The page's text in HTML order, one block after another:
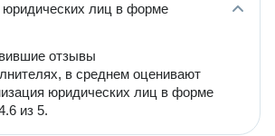
юридических лиц в форме
отзывы
в среднем оценивают
юридических лиц в форме
из 5.